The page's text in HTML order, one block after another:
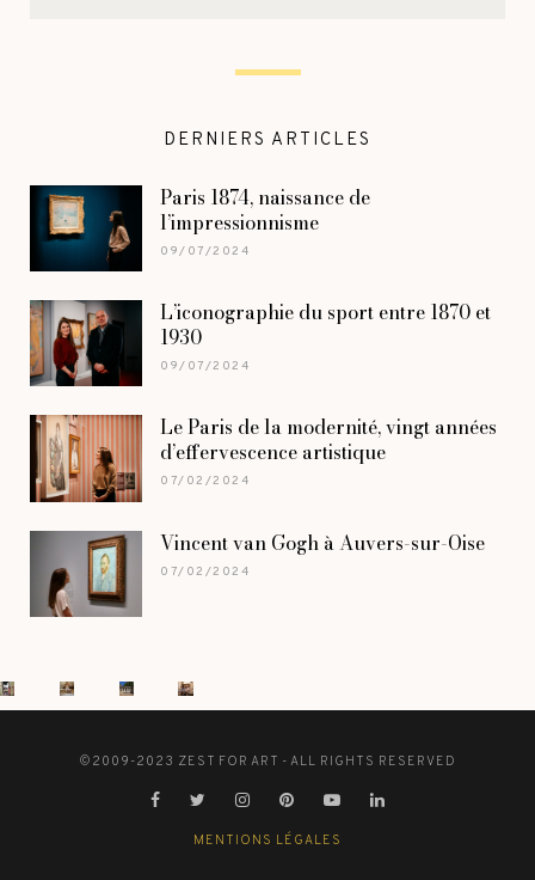
DERNIERS ARTICLES
Paris 1874, naissance de
l’impressionnisme
09/07/2024
L’iconographie du sport entre 1870 et
1930
09/07/2024
Le Paris de la modernité, vingt années
d’effervescence artistique
07/02/2024
Vincent van Gogh à Auvers-sur-Oise
07/02/2024
©2009-2023 ZEST FOR ART - ALL RIGHTS RESERVED
MENTIONS LÉGALES